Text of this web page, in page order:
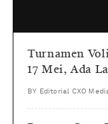
Turnamen
17 Mei, Ada
BY Editorial CXO